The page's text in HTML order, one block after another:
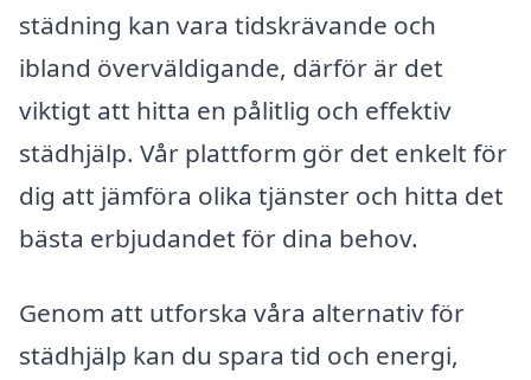
städning kan vara tidskrävande och
ibland överväldigande, därför är det
viktigt att hitta en pålitlig och effektiv
städhjälp. Vår plattform gör det enkelt för
dig att jämföra olika tjänster och hitta det
bästa erbjudandet för dina behov.
Genom att utforska våra alternativ för
städhjälp kan du spara tid och energi,